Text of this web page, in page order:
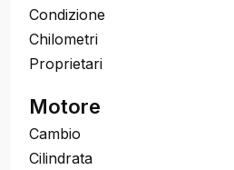
Condizione
Chilometri
Proprietari
Motore
Cambio
Cilindrata